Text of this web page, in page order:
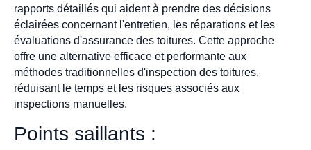
rapports détaillés qui aident à prendre des décisions
éclairées concernant l'entretien, les réparations et les
évaluations d'assurance des toitures. Cette approche
offre une alternative efficace et performante aux
méthodes traditionnelles d'inspection des toitures,
réduisant le temps et les risques associés aux
inspections manuelles.
Points saillants :